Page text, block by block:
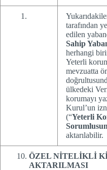
tarafından
edilen
Sahip
herhangi
Yeterli
mevzuatta
ülkedeki
korumayı
Kurul’un
(“Yeterli
aktarılabilir.
ÖZEL NİTELİKLİ
AKTARILMASI